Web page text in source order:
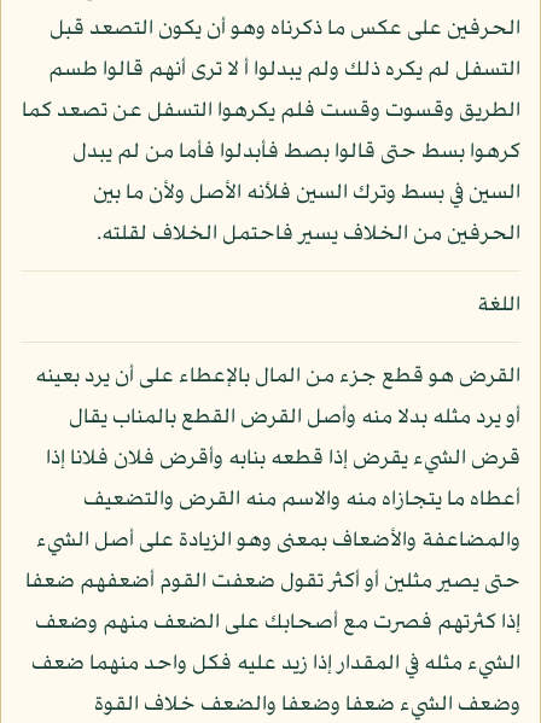
الحرفين على عكس ما ذكرناه وهو أن يكون التصعد قبل
التسفل لم يكره ذلك ولم يبدلوا أ لا ترى أنهم قالوا طسم
الطريق وقسوت وقست فلم يكرهوا التسفل عن تصعد كما
كرهوا بسط حتى قالوا بصط فأبدلوا فأما من لم يبدل
السين في بسط وترك السين فلأنه الأصل ولأن ما بين
الحرفين من الخلاف يسير فاحتمل الخلاف لقلته.
اللغة
القرض هو قطع جزء من المال بالإعطاء على أن يرد بعينه
أو يرد مثله بدلا منه وأصل القرض القطع بالمناب يقال
قرض الشيء يقرض إذا قطعه بنابه وأقرض فلان فلانا إذا
أعطاه ما يتجازاه منه والاسم منه القرض والتضعيف
والمضاعفة والأضعاف بمعنى وهو الزيادة على أصل الشيء
حتى يصير مثلين أو أكثر تقول ضعفت القوم أضعفهم ضعفا
إذا كثرتهم فصرت مع أصحابك على الضعف منهم وضعف
الشيء مثله في المقدار إذا زيد عليه فكل واحد منهما ضعف
وضعف الشيء ضعفا وضعفا والضعف خلاف القوة